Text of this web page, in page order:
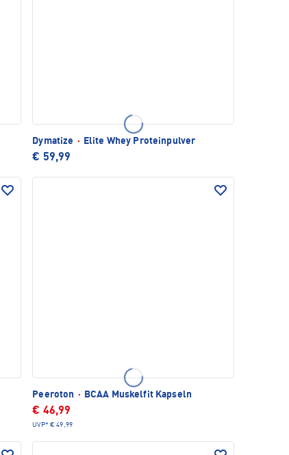
Dymatize · Elite Whey Proteinpulver
€ 59,99
Peeroton · BCAA Muskelfit Kapseln
€ 46,99
UVP* € 49,99